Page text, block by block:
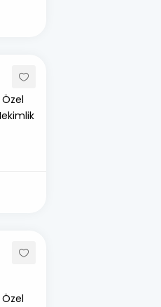
Özel
Özel